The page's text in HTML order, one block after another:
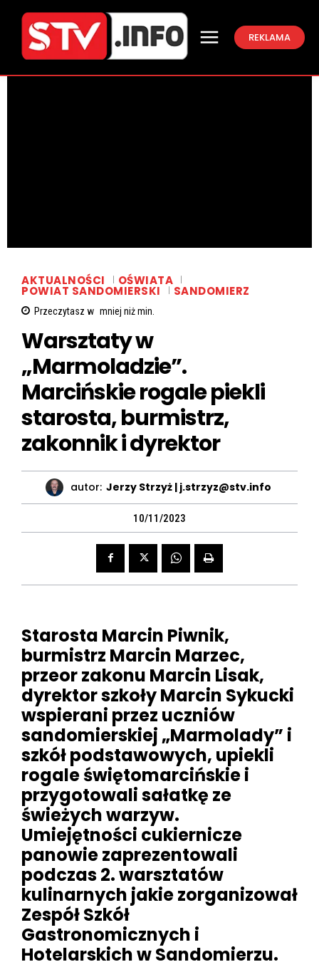
REKLAMA
AKTUALNOŚCI OŚWIATA
POWIAT SANDOMIERSKI SANDOMIERZ
Przeczytasz w mniej niżmin.
Warsztaty w
„Marmoladzie”.
Marcińskie rogale piekli
starosta, burmistrz,
zakonnik i dyrektor
autor: Jerzy Strzyż | j.strzyz@stv.info
10/11/2023
Starosta Marcin Piwnik,
burmistrz Marcin Marzec,
przeor zakonu Marcin Lisak,
dyrektor szkoły Marcin Sykucki
wspierani przez uczniów
sandomierskiej „Marmolady” i
szkół podstawowych, upiekli
rogale świętomarcińskie i
przygotowali sałatkę ze
świeżych warzyw.
Umiejętności cukiernicze
panowie zaprezentowali
podczas 2. warsztatów
kulinarnych jakie zorganizował
Zespół Szkół
Gastronomicznych i
Hotelarskich w Sandomierzu.